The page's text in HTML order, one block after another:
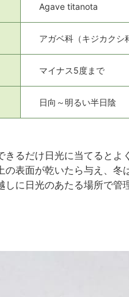
Agave titanota
アガベ科（キジカクシ
マイナス5度まで
日向～明るい半日陰
きるだけ日光に当てると
の表面が乾いたら与え、
に日光のあたる場所で管